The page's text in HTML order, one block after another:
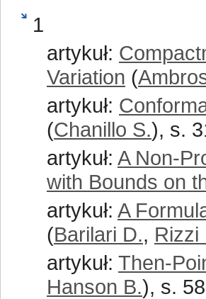
1
artykuł:
Variation (
artykuł:
(Chanillo S.), s.
artykuł: A Non-
with Bounds on
artykuł: A
(Barilari D., Rizzi
artykuł: Then-
Hanson B.), s.